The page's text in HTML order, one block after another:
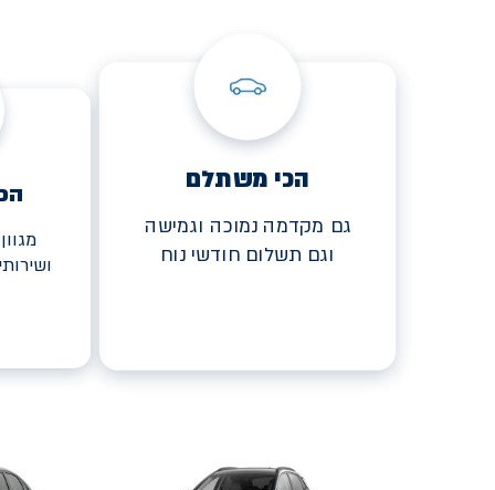
הכי משתלם
גם מקדמה נמוכה וגמישה
וגם תשלום חודשי נוח